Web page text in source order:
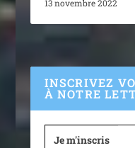
13 novembre 2022
INSCRIVEZ
À NOTRE
Je m'inscris